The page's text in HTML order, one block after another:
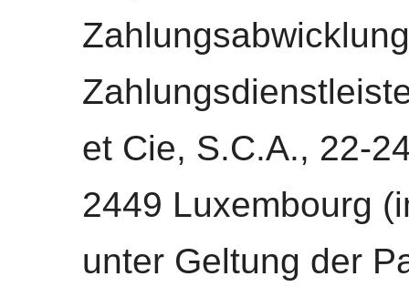
et Cie, S.C.A., 22-
2449 Luxembourg
unter Geltung der